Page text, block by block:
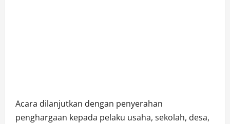
Acara dilanjutkan dengan penyerahan
penghargaan kepada pelaku usaha, sekolah, desa,